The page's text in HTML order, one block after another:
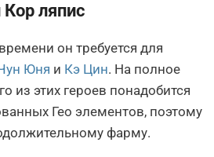
ляпис
он требуется для
Юня и Кэ Цин. На полное
из этих героев понадобится
Гео элементов, поэтому
фарму.